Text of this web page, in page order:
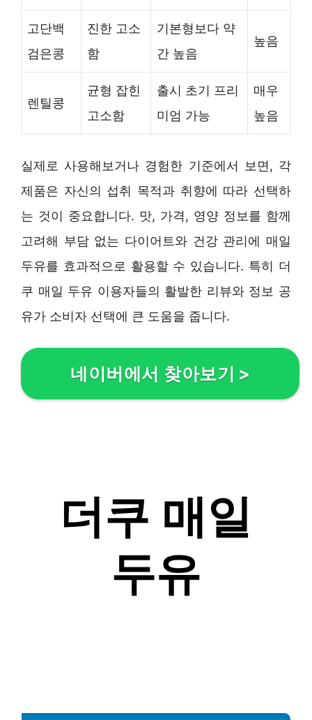
고단백
검은콩
진한 고소
함
기본형보다 약
간 높음
높음
렌틸콩
균형 잡힌
고소함
출시 초기 프리
미엄 가능
매우
높음
실제로 사용해보거나 경험한 기준에서 보면, 각
제품은 자신의 섭취 목적과 취향에 따라 선택하
는 것이 중요합니다. 맛, 가격, 영양 정보를 함께
고려해 부담 없는 다이어트와 건강 관리에 매일
두유를 효과적으로 활용할 수 있습니다. 특히 더
쿠 매일 두유 이용자들의 활발한 리뷰와 정보 공
유가 소비자 선택에 큰 도움을 줍니다.
네이버에서 찾아보기 >